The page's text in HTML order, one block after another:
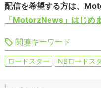
配信を希望する方は、
「MotorzNews」はじめま
関連キーワード
ロードスター NBロードス